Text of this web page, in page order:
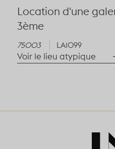
Location d'une
3ème
75003 LA1099
Voir le lieu atypique